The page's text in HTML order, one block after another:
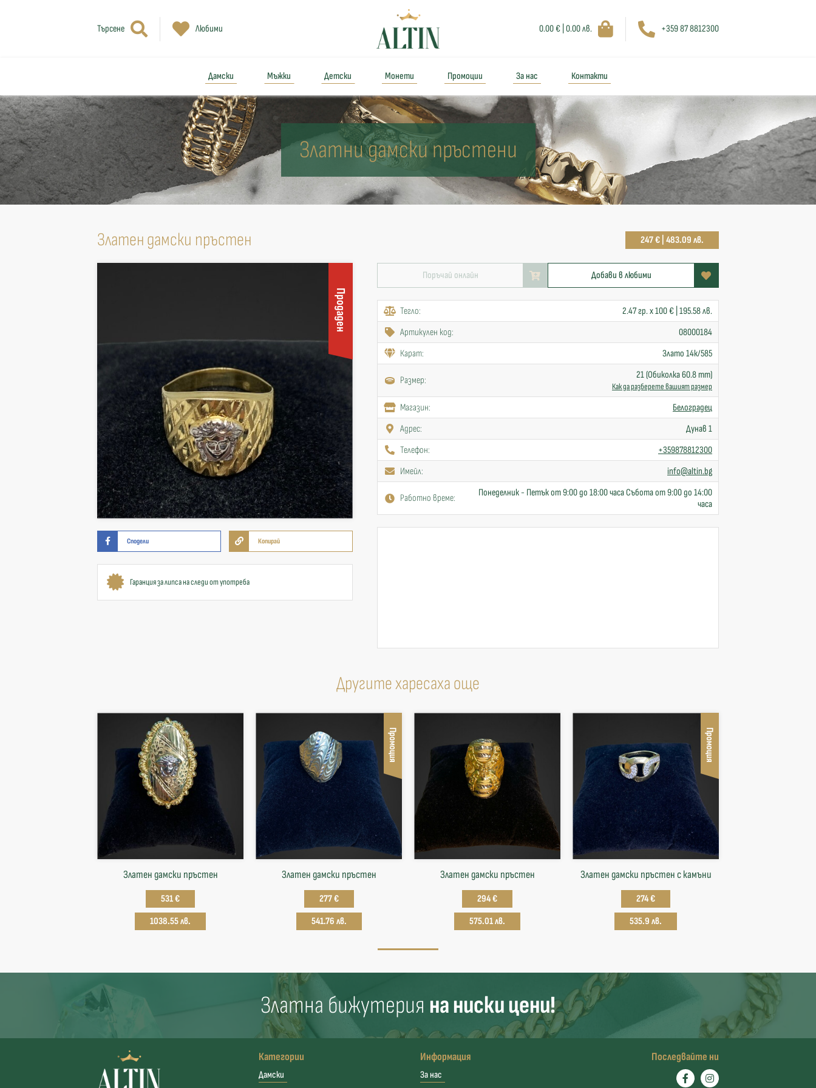
Търсене Любими 0.00 € | 0.00 лв. +359 87 8812300
Дамски Мъжки Детски Монети Промоции За нас Контакти
Златни дамски пръстени
Златен дамски пръстен 247 € | 483.09 лв.
Продаден
Сподели Копирай
Гаранция за липса на следи от употреба
Поръчай онлайн Добави в любими
Тегло:
2.47 гр. x 100 € | 195.58 лв.
Артикулен код:
08000184
Карат:
Злато 14к/585
Размер: 21 (Обиколка 60.8 mm)
Как да разберете вашият размер
Mагазин:
Белоградец
Адрес:
Дунав 1
Телефон:
+359878812300
Имейл:
info@altin.bg
Работно време:
Понеделник - Петък от 9:00 до 18:00 часа Събота от 9:00 до 14:00
часа
Другите харесаха още
Златен дамски пръстен
531 €
1038.55 лв.
Промоция
Златен дамски пръстен
277 €
541.76 лв.
Златен дамски пръстен
294 €
575.01 лв.
Промоция
Златен дамски пръстен с камъни
274 €
535.9 лв.
Златна бижутерия на ниски цени!
Категории
Дамски
Информация
За нас
Последвайте ни